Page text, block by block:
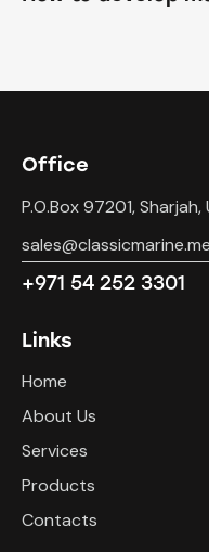
Office
P.O.Box 97201, Sharjah,
sales@classicmarine.me
+971 54 252 3301
Links
Home
About Us
Services
Products
Contacts